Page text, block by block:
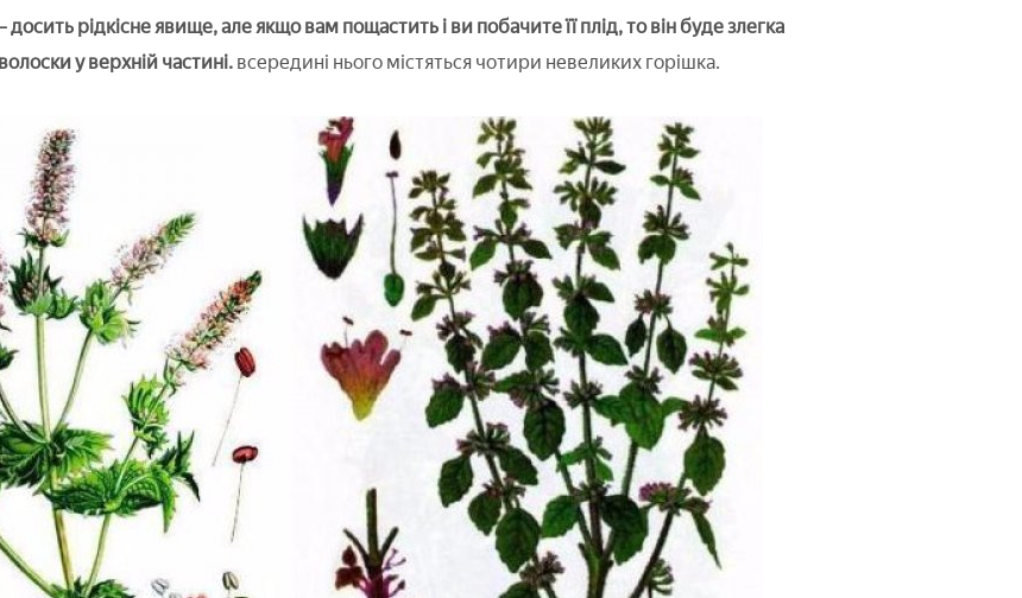
рідкісне явище, але якщо вам пощастить і ви побачите її плід, то він буде злегка
у верхній частині.всередині нього містяться чотири невеликих горішка.